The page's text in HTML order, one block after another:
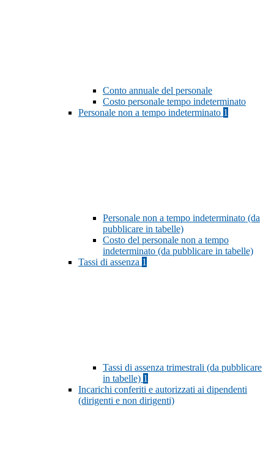
Conto annuale del personale
Costo personale tempo indeterminato
Personale non a tempo indeterminato 1
Personale non a tempo indeterminato (da
pubblicare in tabelle)
Costo del personale non a tempo
indeterminato (da pubblicare in tabelle)
Tassi di assenza 1
Tassi di assenza trimestrali (da pubblicare
in tabelle) 1
Incarichi conferiti e autorizzati ai dipendenti
(dirigenti e non dirigenti)